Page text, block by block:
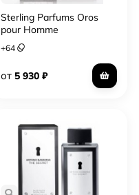
Sterling Parfums Oros
pour Homme
+64
от 5 930 ₽